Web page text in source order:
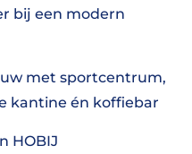
bij een modern
met sportcentrum,
kantine én koffiebar
HOBIJ